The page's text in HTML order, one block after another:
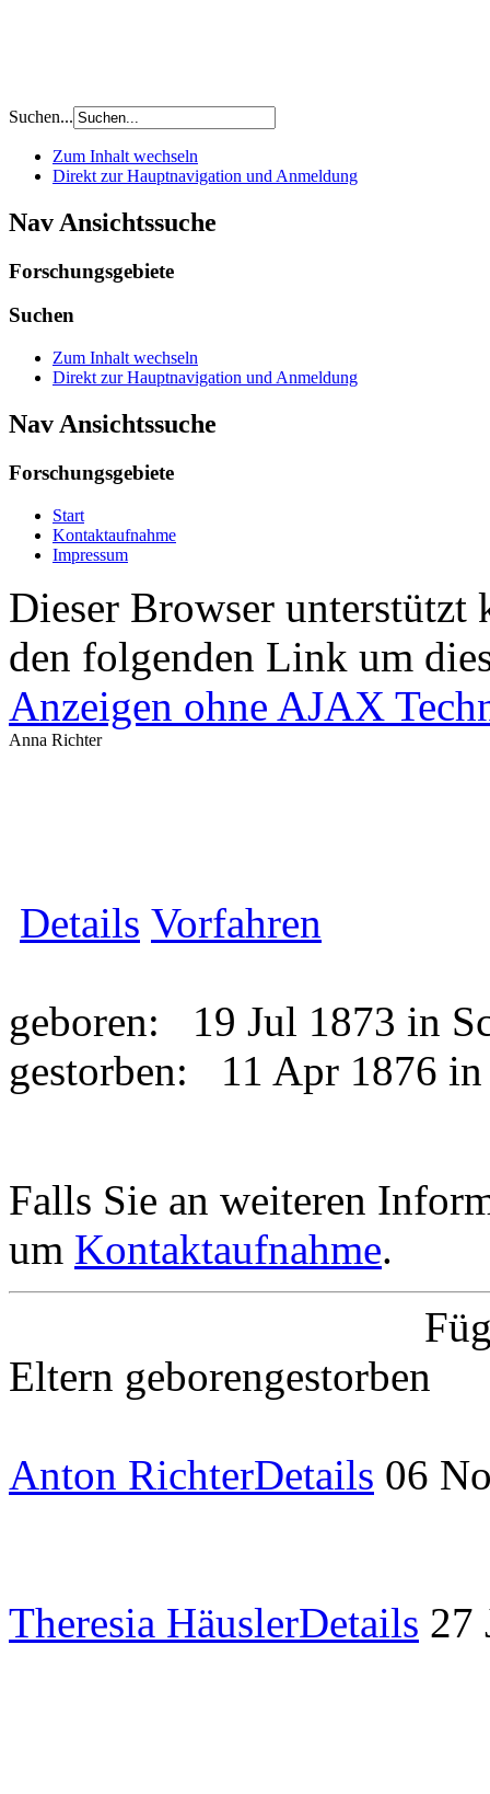
Suchen...
Zum Inhalt wechseln
Direkt zur Hauptnavigation und Anmeldung
Nav Ansichtssuche
Forschungsgebiete
Suchen
Zum Inhalt wechseln
Direkt zur Hauptnavigation und Anmeldung
Nav Ansichtssuche
Forschungsgebiete
Start
Kontaktaufnahme
Impressum
Dieser Browser
den folgenden Link um
Anzeigen ohne AJAX
Anna Richter
Details Vorfahren
geboren:
19 Jul 1873 in
gestorben:
11 Apr 1876
Falls Sie an weiteren
um Kontaktaufnahme.
Eltern geborengestorben
Anton RichterDetails 06
Theresia HäuslerDetails 27